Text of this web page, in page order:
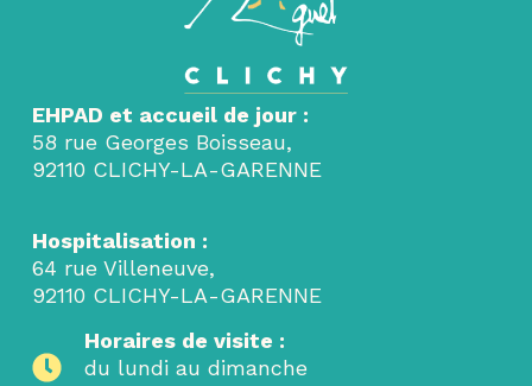
EHPAD et accueil de jour :
58 rue Georges Boisseau,
92110 CLICHY-LA-GARENNE
Hospitalisation :
64 rue Villeneuve,
92110 CLICHY-LA-GARENNE
Horaires de visite :
du lundi au dimanche